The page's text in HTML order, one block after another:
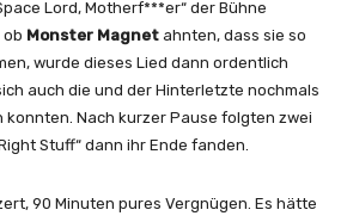
Lord, Motherf***er“ der Bühne
ob Monster Magnet ahnten, dass sie so
wurde dieses Lied dann ordentlich
auch die und der Hinterletzte nochmals
Nach kurzer Pause folgten zwei
Stuff“ dann ihr Ende fanden.
90 Minuten pures Vergnügen. Es hätte